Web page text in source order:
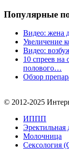
Популярные
Видео: жена
Увеличение
Видео:
10 спреев на
полового…
Обзор
© 2012-2025
ИППП
Эректильная
Молочница
Сексология